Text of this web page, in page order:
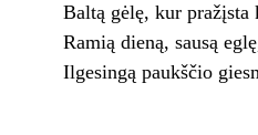
Baltą gėlę, kur
Ramią dieną, sausą
Ilgesingą paukščio